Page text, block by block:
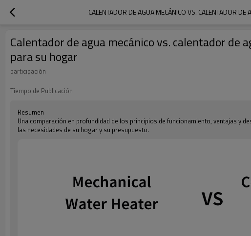
CALENTADOR DE AGUA MECÁNICO VS. CALENTADOR
Calentador de agua mecánico vs. calentador
para su hogar
participación
Tiempo de Publicación
Resumen
Una comparación en profundidad de los principios de funcionamiento, ventajas y
las necesidades de su hogar y su presupuesto.